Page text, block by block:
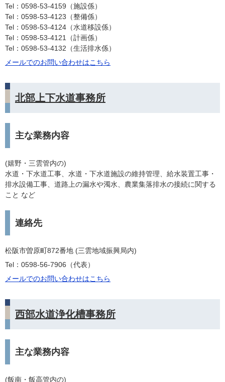
Tel：0598-53-4159
施設係
Tel：0598-53-4123
整備係
Tel：0598-53-4124
水道移設係
Tel：0598-53-4121
計画係
Tel：0598-53-4132
生活排水係
メールでのお問い合わせはこちら
北部上下水道事務所
主な業務内容
(嬉野・三雲管内の)
水道・下水道工事、水道・下水道施設の維持管理、給水装置工事・
排水設備工事、道路上の漏水や濁水、農業集落排水の接続に関する
こと など
連絡先
松阪市曽原町872番地 (三雲地域振興局内)
Tel：0598-56-7906
代表
メールでのお問い合わせはこちら
西部水道浄化槽事務所
主な業務内容
(飯南・飯高管内の)